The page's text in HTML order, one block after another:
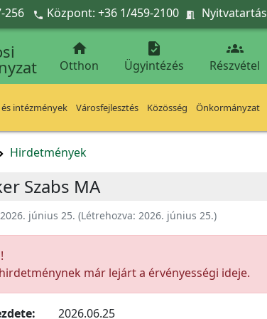
256  Központ: +36 1/459-2100  Nyitvatartás

Otthon

Ügyintézés

Részvétel
intézmények Városfejlesztés Közösség Önkormányzat
Hirdetmények
Szabs MA
2026. június 25. (Létrehozva: 2026. június 25.)
már lejárt a érvényességi ideje.
2026.06.25